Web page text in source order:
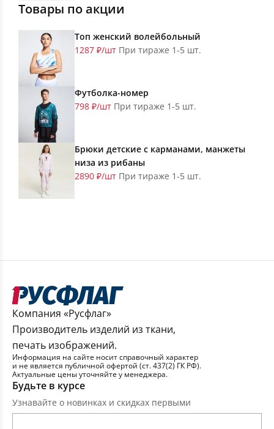
Товары по акции
Топ женский волейбольный
1287 ₽/шт При тираже 1-5 шт.
Футболка-номер
798 ₽/шт При тираже 1-5 шт.
Брюки детские с карманами, манжеты
низа из рибаны
2890 ₽/шт При тираже 1-5 шт.
Компания «Русфлаг»
Производитель изделий из ткани,
печать изображений.
Информация на сайте носит справочный характер
и не является публичной офертой (ст. 437(2) ГК РФ).
Актуальные цены уточняйте у менеджера.
Будьте в курсе
Узнавайте о новинках и скидках первыми